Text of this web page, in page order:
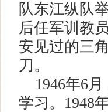
队东江纵队
后任军训教
安见过的三
刀。
1946年6月
学习。1948